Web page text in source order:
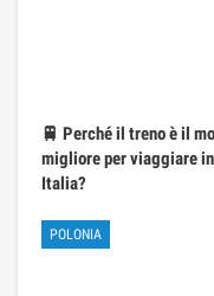
🚆 Perché il treno è il
migliore per viaggiare in
Italia?
POLONIA